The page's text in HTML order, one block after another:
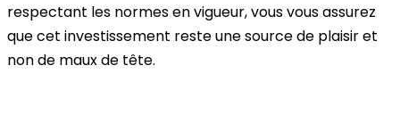
respectant les normes en vigueur, vous vous assurez
que cet investissement reste une source de plaisir et
non de maux de tête.